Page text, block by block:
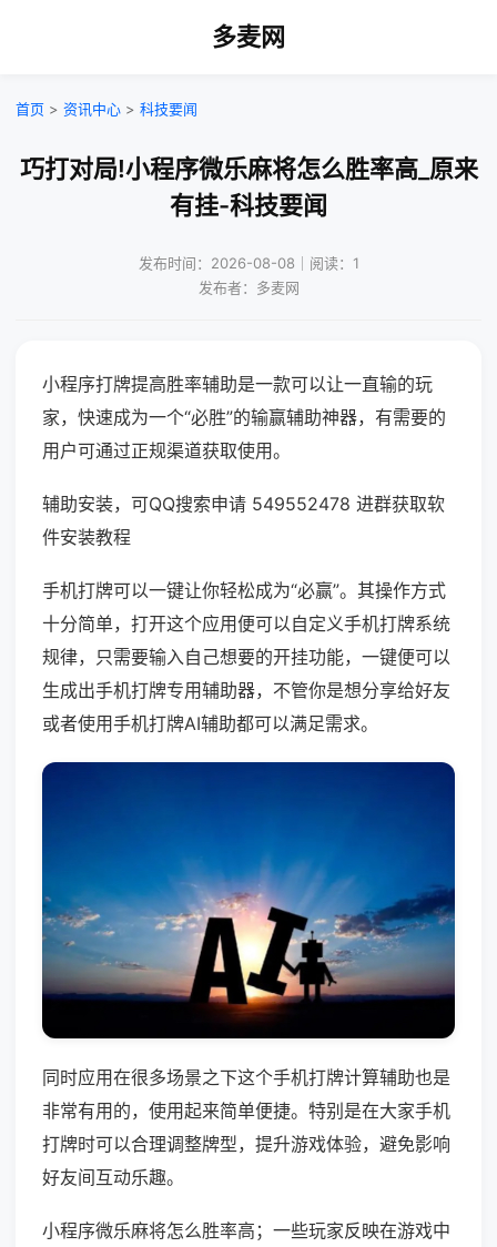
多麦网
首页 > 资讯中心 > 科技要闻
巧打对局!小程序微乐麻将怎么胜率高_原来
有挂-科技要闻
发布时间：2026-08-08｜阅读：1
发布者：多麦网
小程序打牌提高胜率辅助是一款可以让一直输的玩
家，快速成为一个“必胜”的输赢辅助神器，有需要的
用户可通过正规渠道获取使用。
辅助安装，可QQ搜索申请 549552478 进群获取软
件安装教程
手机打牌可以一键让你轻松成为“必赢”。其操作方式
十分简单，打开这个应用便可以自定义手机打牌系统
规律，只需要输入自己想要的开挂功能，一键便可以
生成出手机打牌专用辅助器，不管你是想分享给好友
或者使用手机打牌AI辅助都可以满足需求。
同时应用在很多场景之下这个手机打牌计算辅助也是
非常有用的，使用起来简单便捷。特别是在大家手机
打牌时可以合理调整牌型，提升游戏体验，避免影响
好友间互动乐趣。
小程序微乐麻将怎么胜率高；一些玩家反映在游戏中